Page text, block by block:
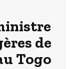
de
Togo